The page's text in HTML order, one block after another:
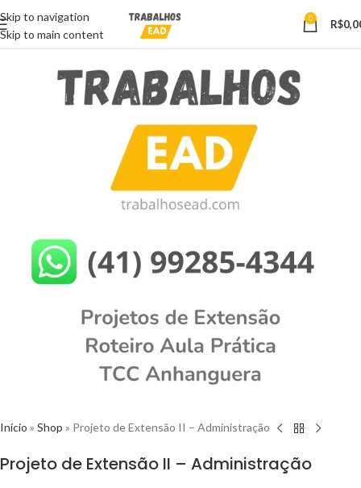
Skip to navigation
Skip to main content
0 R$
Início » Shop » Projeto de Extensão II – Administração
Projeto de Extensão II – Administração